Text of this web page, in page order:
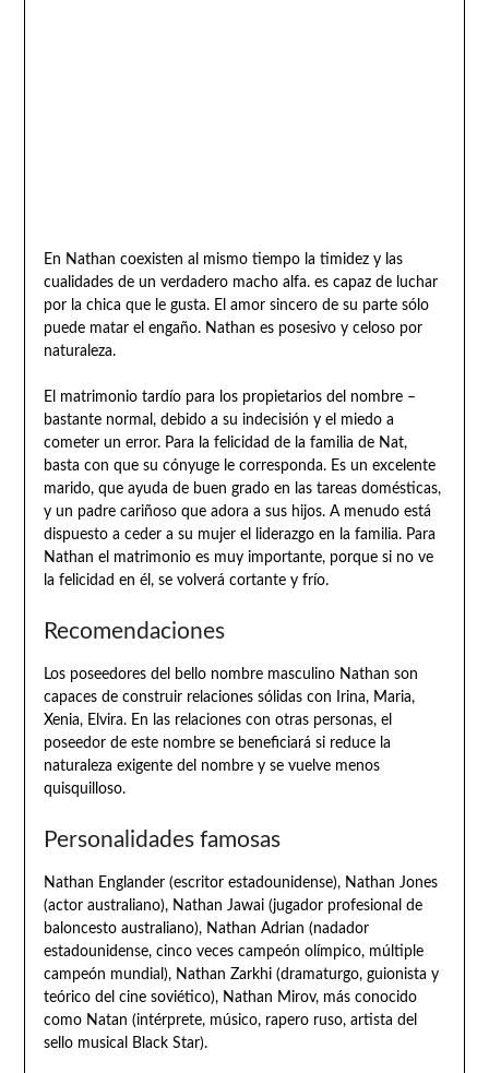
En Nathan coexisten al mismo tiempo la timidez y las
cualidades de un verdadero macho alfa. es capaz de luchar
por la chica que le gusta. El amor sincero de su parte sólo
puede matar el engaño. Nathan es posesivo y celoso por
naturaleza.
El matrimonio tardío para los propietarios del nombre –
bastante normal, debido a su indecisión y el miedo a
cometer un error. Para la felicidad de la familia de Nat,
basta con que su cónyuge le corresponda. Es un excelente
marido, que ayuda de buen grado en las tareas domésticas,
y un padre cariñoso que adora a sus hijos. A menudo está
dispuesto a ceder a su mujer el liderazgo en la familia. Para
Nathan el matrimonio es muy importante, porque si no ve
la felicidad en él, se volverá cortante y frío.
Recomendaciones
Los poseedores del bello nombre masculino Nathan son
capaces de construir relaciones sólidas con Irina, Maria,
Xenia, Elvira. En las relaciones con otras personas, el
poseedor de este nombre se beneficiará si reduce la
naturaleza exigente del nombre y se vuelve menos
quisquilloso.
Personalidades famosas
Nathan Englander (escritor estadounidense), Nathan Jones
(actor australiano), Nathan Jawai (jugador profesional de
baloncesto australiano), Nathan Adrian (nadador
estadounidense, cinco veces campeón olímpico, múltiple
campeón mundial), Nathan Zarkhi (dramaturgo, guionista y
teórico del cine soviético), Nathan Mirov, más conocido
como Natan (intérprete, músico, rapero ruso, artista del
sello musical Black Star).